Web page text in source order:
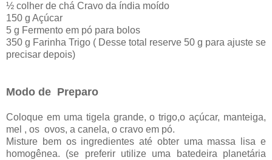
½ colher de chá Cravo da índia moído
150 g Açúcar
5 g Fermento em pó para bolos
350 g Farinha Trigo ( Desse total reserve 50 g para ajuste se
precisar depois)
Modo de Preparo
Coloque em uma tigela grande, o trigo,o açúcar, manteiga,
mel , os ovos, a canela, o cravo em pó.
Misture bem os ingredientes até obter uma massa lisa e
homogênea. (se preferir utilize uma batedeira planetária